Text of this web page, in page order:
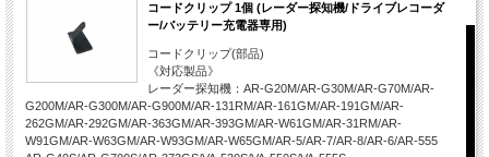
コードクリップ 1個 (レーダー探知機/ドライブレコーダ
ー/バッテリー充電器専用)
コードクリップ(部品)
《対応製品》
レーダー探知機：AR-G20M/AR-G30M/AR-G70M/AR-
G200M/AR-G300M/AR-G900M/AR-131RM/AR-161GM/AR-191GM/AR-
262GM/AR-292GM/AR-363GM/AR-393GM/AR-W61GM/AR-31RM/AR-
W91GM/AR-W63GM/AR-W93GM/AR-W65GM/AR-5/AR-7/AR-8/AR-6/AR-555